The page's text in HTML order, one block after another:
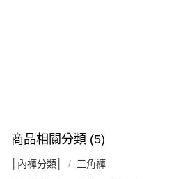
商品相關分類 (5)
│內褲分類│ 三角褲